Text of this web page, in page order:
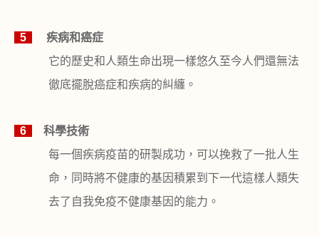
5
疾病和癌症
它的歷史和人類生命出現一樣悠久至今人們還無法
徹底擺脫癌症和疾病的糾纏。
6
科學技術
每一個疾病疫苗的研製成功，可以挽救了一批人生
命，同時將不健康的基因積累到下一代這樣人類失
去了自我免疫不健康基因的能力。